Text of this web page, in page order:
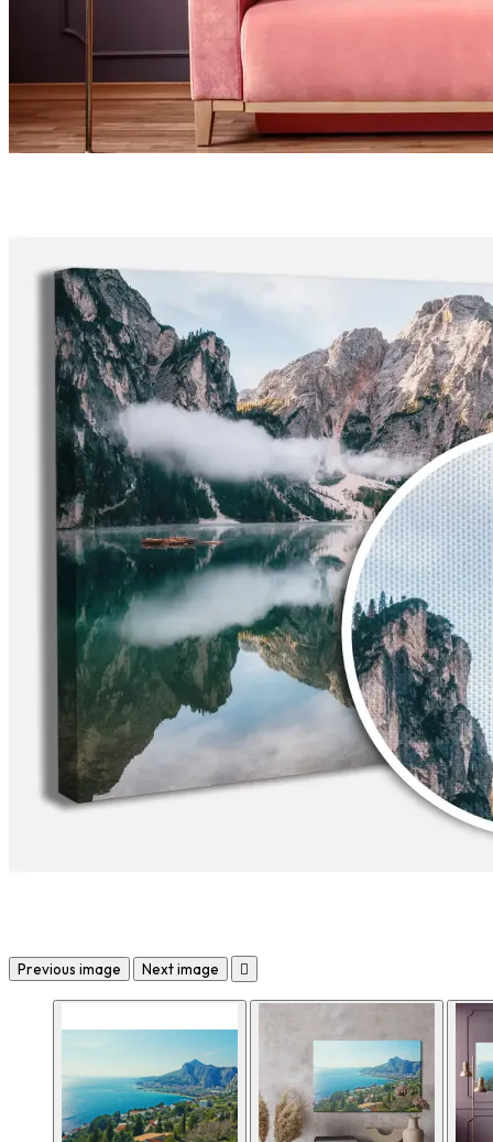
Previous image Next image 